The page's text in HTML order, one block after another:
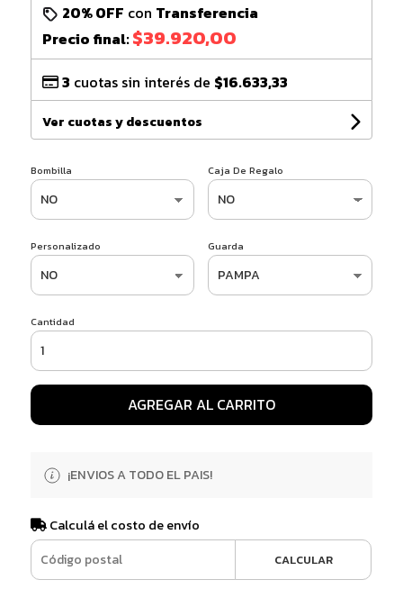
20% OFF con Transferencia
Precio final:$39.920,00
3 cuotas sin interés de $16.633,33
Ver cuotas y descuentos
Bombilla Caja De Regalo
Personalizado Guarda
Cantidad
AGREGAR AL CARRITO
¡ENVIOS A TODO EL PAIS!
Calculá el costo de envío
CALCULAR